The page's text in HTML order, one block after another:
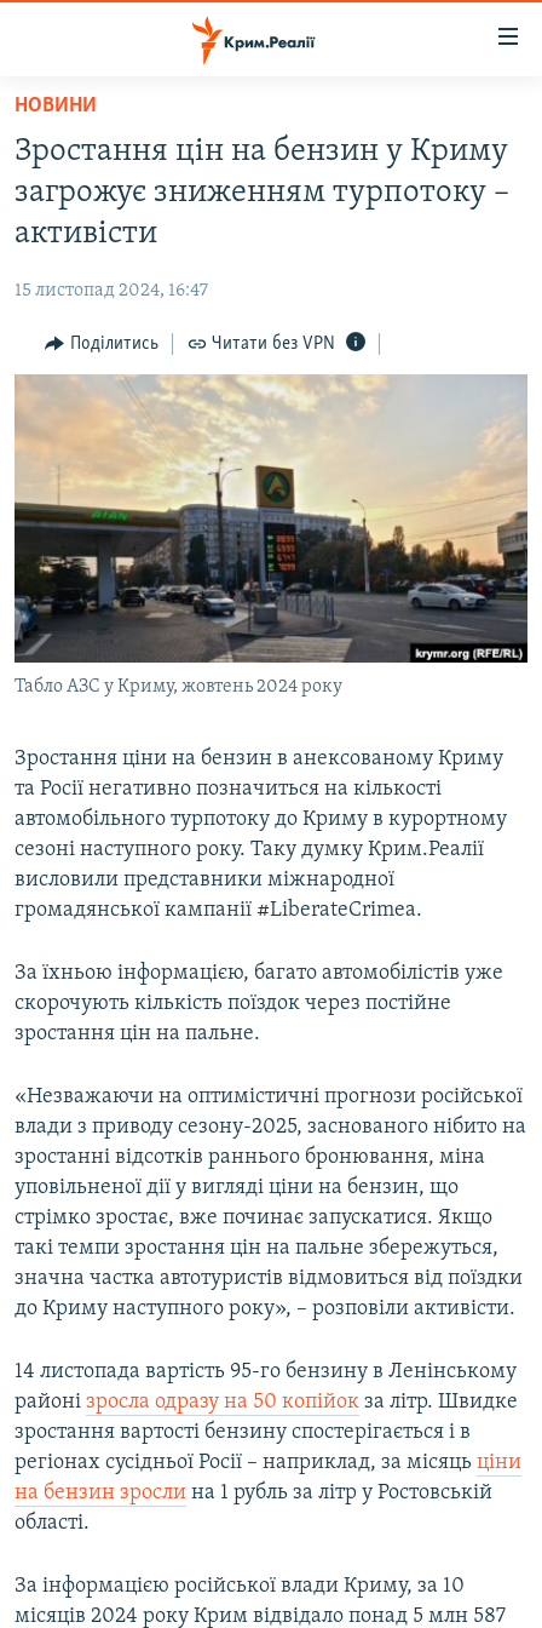
Перейти
основного
матеріалу
Перейти
до
основної
Перейти
до
ВОДА.КРИМ
ВІДЕО ТА ФОТО
БЛОГИ
ПОГЛЯД
ІНТЕРВ'Ю
ВСЕ ЗА ДЕНЬ
СПЕЦПРОЕКТИ
ДЕПОРТАЦІЯ
ВІДЕОУРОКИ «ELIFBE»
СВІДЧЕННЯ ОКУПАЦІЇ
УКРАЇНСЬКА ПРОБЛЕМА КРИМУ
ІНФОГРАФІКА
ЯК ОБІЙТИ БЛОКУВАННЯ
Русский
Qırımtatar
ДОЛУЧАЙСЯ!
Усі сайти RFE/RL
НОВИНИ
Зростання цін на бензин у Криму
загрожує зниженням турпотоку –
активісти
15 листопад 2024, 16:47
Поділитись Читати без VPN
Табло АЗС у Криму, жовтень 2024 року
Зростання ціни на бензин в анексованому Криму
та Росії негативно позначиться на кількості
автомобільного турпотоку до Криму в курортному
сезоні наступного року. Таку думку Крим.Реалії
висловили представники міжнародної
громадянської кампанії #LiberateCrimea.
За їхньою інформацією, багато автомобілістів уже
скорочують кількість поїздок через постійне
зростання цін на пальне.
«Незважаючи на оптимістичні прогнози російської
влади з приводу сезону-2025, заснованого нібито на
зростанні відсотків раннього бронювання, міна
уповільненої дії у вигляді ціни на бензин, що
стрімко зростає, вже починає запускатися. Якщо
такі темпи зростання цін на пальне збережуться,
значна частка автотуристів відмовиться від поїздки
до Криму наступного року», – розповіли активісти.
14 листопада вартість 95-го бензину в Ленінському
районі зросла одразу на 50 копійок за літр. Швидке
зростання вартості бензину спостерігається і в
регіонах сусідньої Росії – наприклад, за місяць ціни
на бензин зросли на 1 рубль за літр у Ростовській
області.
За інформацією російської влади Криму, за 10
місяців 2024 року Крим відвідало понад 5 млн 587